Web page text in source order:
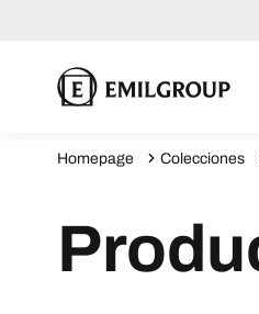
Homepage Colecciones